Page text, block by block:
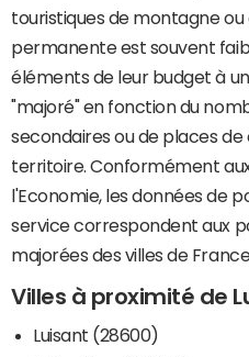
touristiques de montagne
permanente est souvent
éléments de leur budget à
"majoré" en fonction du
secondaires ou de places
territoire. Conformément
l'Economie, les données de
service correspondent aux
majorées des villes de
Villes à proximité de
Luisant (28600)